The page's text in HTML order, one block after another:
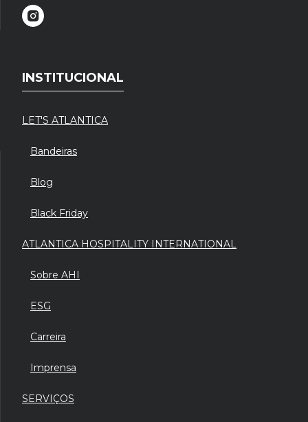
INSTITUCIONAL
LET'S ATLANTICA
Bandeiras
Blog
Black Friday
ATLANTICA HOSPITALITY INTERNATIONAL
Sobre AHI
ESG
Carreira
Imprensa
SERVIÇOS